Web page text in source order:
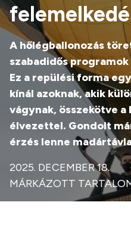
A hőlégballonozás
szabadidős
Ez a repülési forma
kínál azoknak, akik
vágynak, összekötve
élvezettel. Gondolt
érzés lenne
2025. DECEMBER 18.
MÁRKÁZOTT